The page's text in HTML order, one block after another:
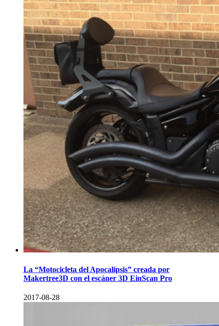
La “Motocicleta del Apocalipsis” creada por
Makertree3D con el escáner 3D EinScan Pro
2017-08-28